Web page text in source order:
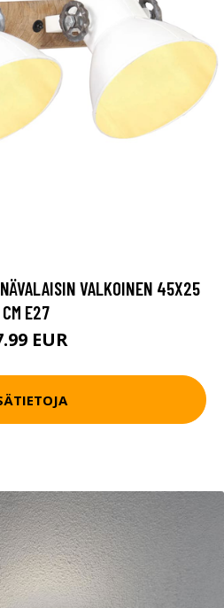
VALKOINEN 45X25
CM E27
EUR